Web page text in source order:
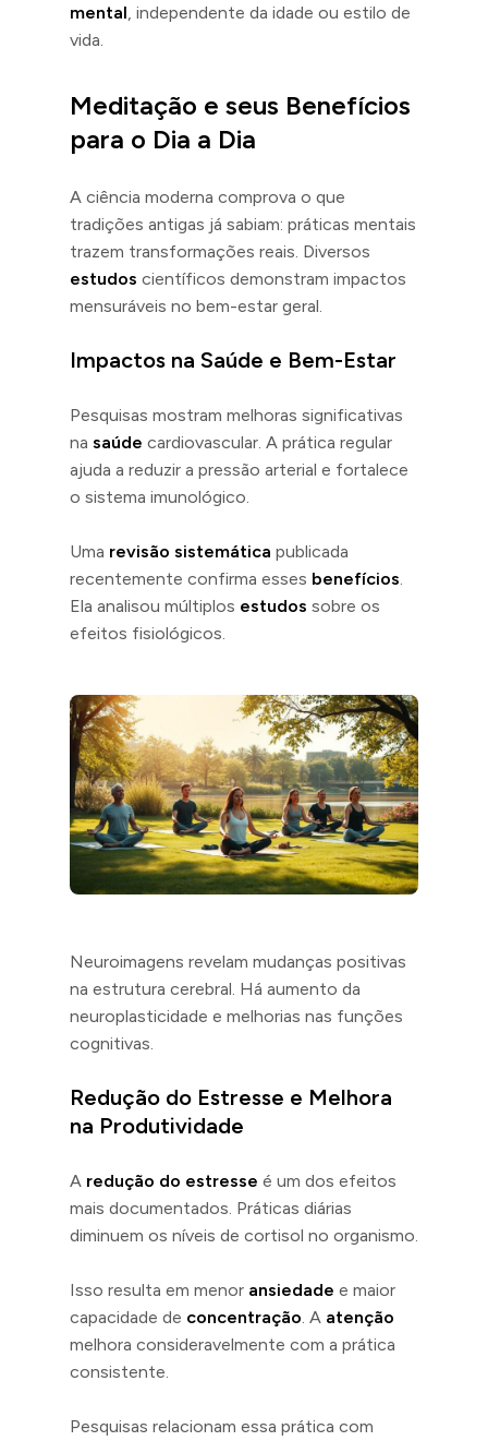
mental, independente da idade ou estilo de
vida.
Meditação e seus Benefícios
para o Dia a Dia
A ciência moderna comprova o que
tradições antigas já sabiam: práticas mentais
trazem transformações reais. Diversos
estudos científicos demonstram impactos
mensuráveis no bem-estar geral.
Impactos na Saúde e Bem-Estar
Pesquisas mostram melhoras significativas
na saúde cardiovascular. A prática regular
ajuda a reduzir a pressão arterial e fortalece
o sistema imunológico.
Uma revisão sistemática publicada
recentemente confirma esses benefícios.
Ela analisou múltiplos estudos sobre os
efeitos fisiológicos.
Neuroimagens revelam mudanças positivas
na estrutura cerebral. Há aumento da
neuroplasticidade e melhorias nas funções
cognitivas.
Redução do Estresse e Melhora
na Produtividade
A redução do estresse é um dos efeitos
mais documentados. Práticas diárias
diminuem os níveis de cortisol no organismo.
Isso resulta em menor ansiedade e maior
capacidade de concentração. A atenção
melhora consideravelmente com a prática
consistente.
Pesquisas relacionam essa prática com